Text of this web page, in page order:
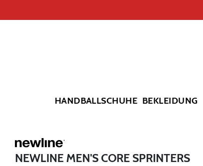
HANDBALLSCHUHE BEKLEIDUNG
NEWLINE MEN'S CORE SPRINTERS